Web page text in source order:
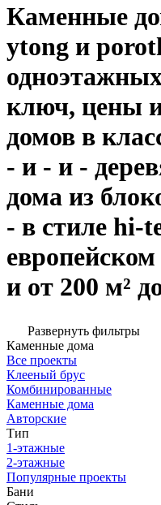
Каменные
ytong и
ключ, цены
домов в
- и - и -
дома из
- в стиле hi-
европейском
и от 200 м²
Развернуть фильтры
Каменные дома
Все проекты
Клееный брус
Комбинированные
Каменные дома
Авторские
Тип
1-этажные
2-этажные
Популярные проекты
Бани